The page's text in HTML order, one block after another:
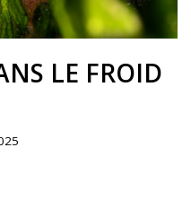
LE FROID